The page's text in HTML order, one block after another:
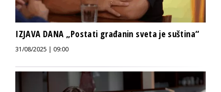
IZJAVA DANA „Postati građanin sveta je suština“
31/08/2025 | 09:00